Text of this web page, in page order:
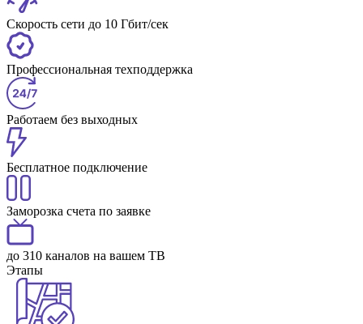
Скорость сети до 10 Гбит/сек
Профессиональная техподдержка
Работаем без выходных
Бесплатное подключение
Заморозка счета по заявке
до 310 каналов на вашем ТВ
Этапы